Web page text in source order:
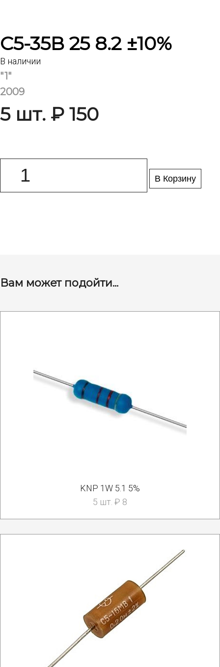
С5-35В 25 8.2 ±10%
В наличии
"1"
2009
5 шт. ₽ 150
В Корзину
Вам может подойти...
KNP 1W 5.1 5%
5 шт. ₽ 8